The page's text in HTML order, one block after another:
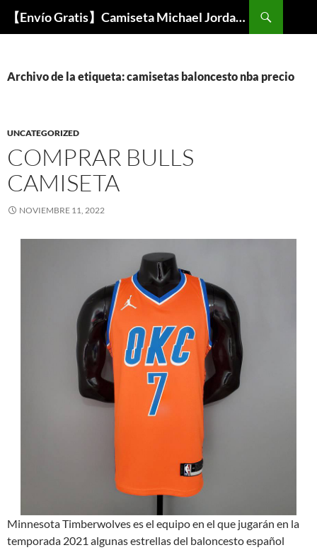
【Envío Gratis】Camiseta Michael Jordan NBA Barata
Buscar
Archivo de la etiqueta: camisetas baloncesto nba precio
UNCATEGORIZED
COMPRAR BULLS
CAMISETA
NOVIEMBRE 11, 2022
Minnesota Timberwolves es el equipo en el que jugarán en la
temporada 2021 algunas estrellas del baloncesto español